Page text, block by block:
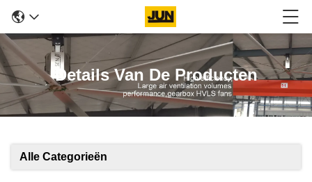
Details Van De Producten
Alle Categorieën